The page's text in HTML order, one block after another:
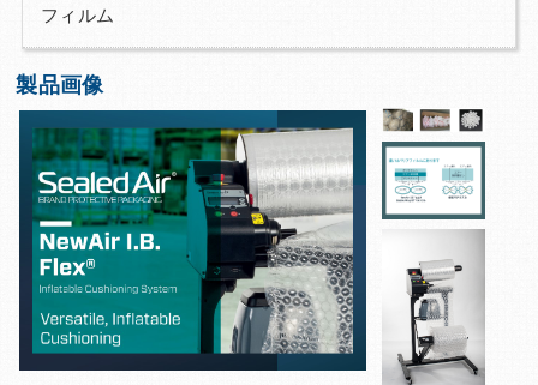
フィルム
製品画像